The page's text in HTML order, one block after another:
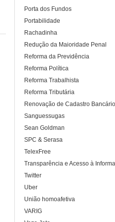
Porta dos Fundos
Portabilidade
Rachadinha
Redução da Maioridade Penal
Reforma da Previdência
Reforma Política
Reforma Trabalhista
Reforma Tributária
Renovação de Cadastro Bancário
Sanguessugas
Sean Goldman
SPC & Serasa
TelexFree
Transparência e Acesso à
Twitter
Uber
União homoafetiva
VARIG